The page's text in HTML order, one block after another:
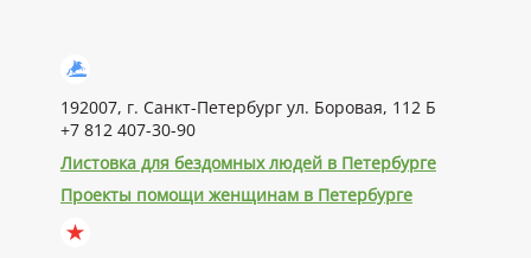
192007, г. Санкт-Петербург ул. Боровая, 112 Б
+7 812 407-30-90
Листовка для бездомных людей в Петербурге
Проекты помощи женщинам в Петербурге